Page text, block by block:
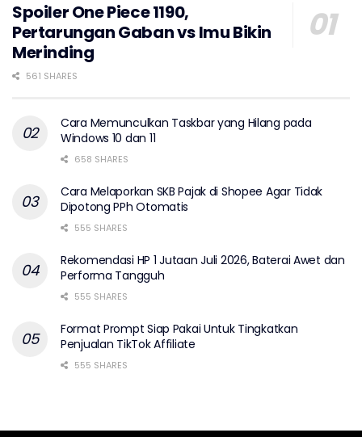
Spoiler One Piece 1190,
Pertarungan Gaban vs Imu Bikin
Merinding
561 SHARES
Cara Memunculkan Taskbar yang Hilang pada
Windows 10 dan 11
658 SHARES
Cara Melaporkan SKB Pajak di Shopee Agar Tidak
Dipotong PPh Otomatis
555 SHARES
Rekomendasi HP 1 Jutaan Juli 2026, Baterai Awet dan
Performa Tangguh
555 SHARES
Format Prompt Siap Pakai Untuk Tingkatkan
Penjualan TikTok Affiliate
555 SHARES